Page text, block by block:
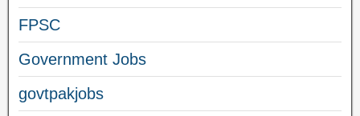
FPSC
Government Jobs
govtpakjobs